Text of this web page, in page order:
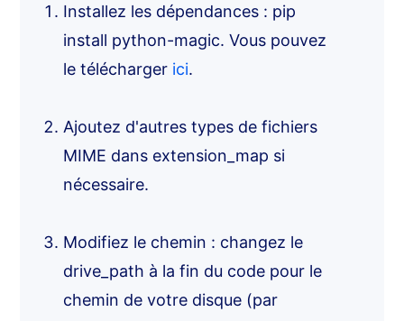
Installez les dépendances : pip
install python-magic. Vous pouvez
le télécharger ici.
Ajoutez d'autres types de fichiers
MIME dans extension_map si
nécessaire.
Modifiez le chemin : changez le
drive_path à la fin du code pour le
chemin de votre disque (par